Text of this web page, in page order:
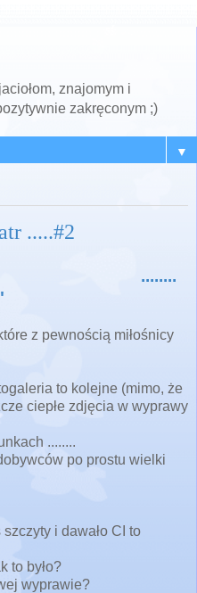
znajomym i
zakręconym ;)
▼
.....#2
z pewnością miłośnicy
to kolejne (mimo, że
ciepłe zdjęcia w wyprawy
........
po prostu wielki
i dawało CI to
to było?
wyprawie?